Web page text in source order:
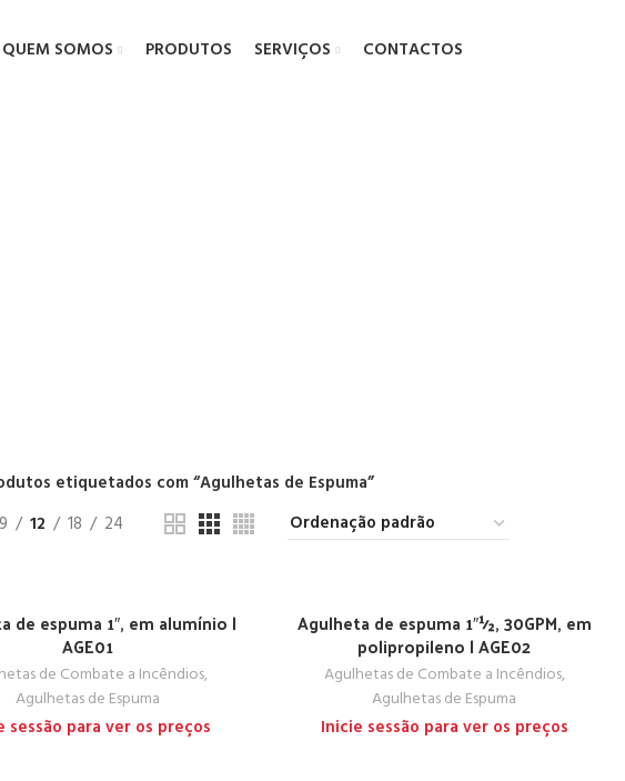
QUEM SOMOS PRODUTOS SERVIÇOS CONTACTOS
etiquetados com “Agulhetas de Espuma”
9 12 18 24
de espuma 1″, em alumínio |
AGE01
de Combate a Incêndios,
Agulhetas de Espuma
sessão para ver os preços
Agulheta de espuma 1″½, 30GPM, em
polipropileno | AGE02
Agulhetas de Combate a Incêndios,
Agulhetas de Espuma
Inicie sessão para ver os preços